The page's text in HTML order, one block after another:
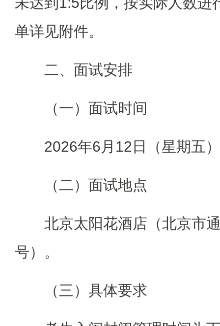
单详见附件。
二、面试安排
（一）面试时间
2026年6月12日（星期五
（二）面试地点
北京太阳花酒店（北京市
号）。
（三）具体要求